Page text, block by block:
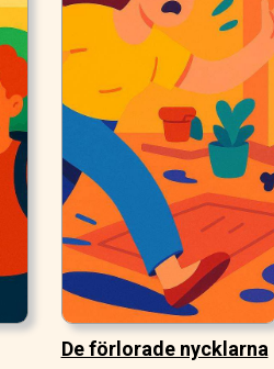
De förlorade nycklarna